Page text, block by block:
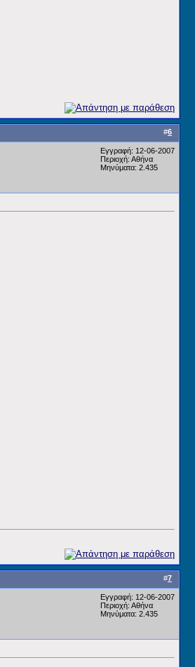
#6
Εγγραφή: 12-06-2007
Περιοχή: Αθήνα
Μηνύματα: 2.435
#7
Εγγραφή: 12-06-2007
Περιοχή: Αθήνα
Μηνύματα: 2.435